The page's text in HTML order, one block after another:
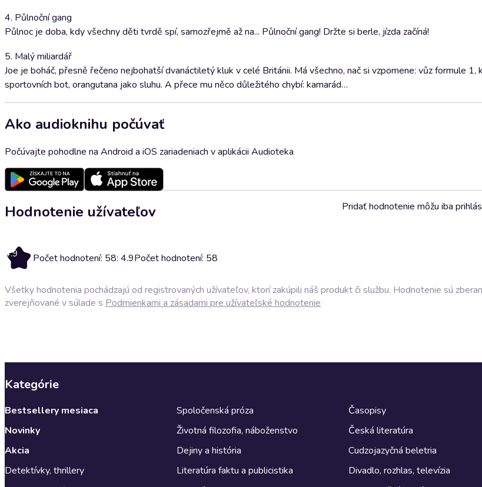
4. Půlnoční gang
Půlnoc je doba, kdy všechny děti tvrdě spí, samozřejmě až na... Půlnoční gang! Držte si berle, jízda začíná!
5. Malý miliardář
Joe je boháč, přesně řečeno nejbohatší dvanáctiletý kluk v celé Británii. Má všechno, nač si vzpomene: vůz formule 1,
sportovních bot, orangutana jako sluhu. A přece mu něco důležitého chybí: kamarád…
Ako audioknihu počúvať
Počúvajte pohodlne na Android a iOS zariadeniach v aplikácii Audioteka
Hodnotenie užívateľov
4.9 Počet hodnotení: 58: 4.9Počet hodnotení: 58
Pridať hodnotenie môžu iba
Všetky hodnotenia pochádzajú od registrovaných užívateľov, ktorí zakúpili náš produkt či službu. Hodnotenie sú
zverejňované v súlade s Podmienkami a zásadami pre užívateľské hodnotenie
Kategórie
Bestsellery mesiaca
Novinky
Akcia
Detektívky, thrillery
Spoločenská próza
Životná filozofia, náboženstvo
Dejiny a história
Literatúra faktu a publicistika
Časopisy
Česká literatúra
Cudzojazyčná beletria
Divadlo, rozhlas, televízia